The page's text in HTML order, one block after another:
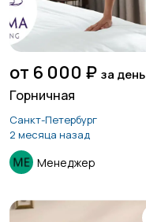
от 6 000 ₽ за день
Горничная
Санкт-Петербург
2 месяца назад
Менеджер